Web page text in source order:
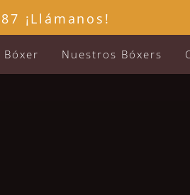
¡Llámanos!
Bóxer Nuestros Bóxers